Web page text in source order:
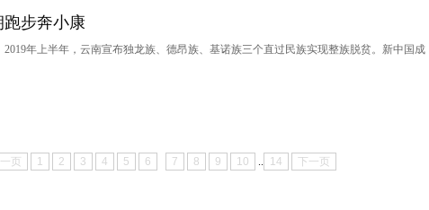
跑步奔小康
半年，云南宣布独龙族、德昂族、基诺族三个直过民族实现整族脱贫。新中国成
一页 1 2 3 4 5 6 7 8 9 10 .. 14 下一页